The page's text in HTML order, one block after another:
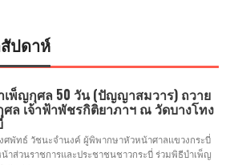
ปดาห์
เพ็ญกุศล 50 วัน (ปัญญาสมวาร) ถวาย
ล เจ้าฟ้าพัชรกิติยาภาฯ ณ วัดบางโทง
ศพัทธ์ วัชนะจำนงค์ ผู้พิพากษาหัวหน้าศาลแขวงกระบี่
าส่วนราชการและประชาชนชาวกระบี่ ร่วมพิธีบำเพ็ญ